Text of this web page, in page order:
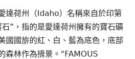
荷州（Idaho）名稱來自於印第
”，指的是愛達荷州擁有的寶石礦
國國旂的紅、白、藍為底色，底部
森林作為揹景。“FAMOUS